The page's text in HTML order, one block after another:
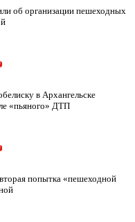
об организации пешеходных
в Архангельске
«пьяного» ДТП
попытка «пешеходной